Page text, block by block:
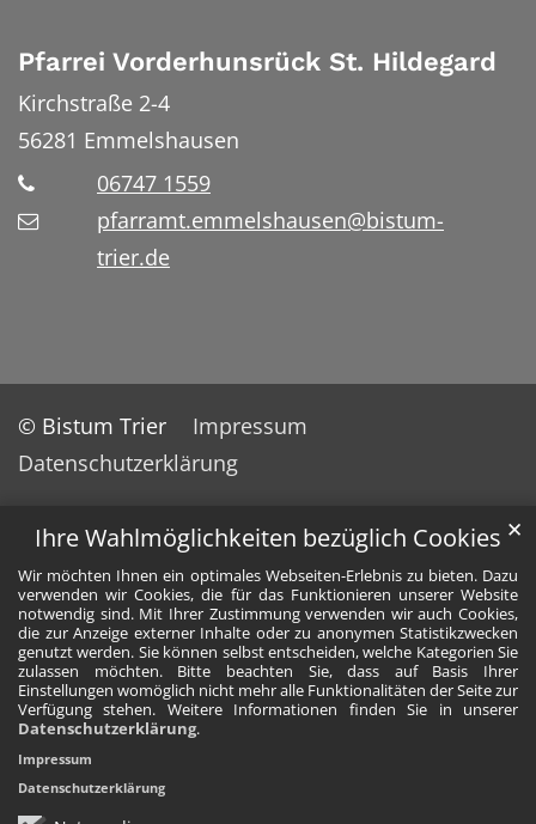
Ihre Wahlmöglichkeiten bezüglich Cookies
Wir möchten Ihnen ein optimales Webseiten-Erlebnis zu bieten. Dazu
verwenden wir Cookies, die für das Funktionieren unserer Website
notwendig sind. Mit Ihrer Zustimmung verwenden wir auch Cookies,
die zur Anzeige externer Inhalte oder zu anonymen Statistikzwecken
genutzt werden. Sie können selbst entscheiden, welche Kategorien Sie
zulassen möchten. Bitte beachten Sie, dass auf Basis Ihrer
Einstellungen womöglich nicht mehr alle Funktionalitäten der Seite zur
Verfügung stehen. Weitere Informationen finden Sie in unserer
Datenschutzerklärung.
✕
Impressum
Datenschutzerklärung
Pfarrei Vorderhunsrück St. Hildegard
Kirchstraße 2-4
56281 Emmelshausen
06747 1559
pfarramt.emmelshausen@bistum-
trier.de
© Bistum Trier
Impressum
Datenschutzerklärung